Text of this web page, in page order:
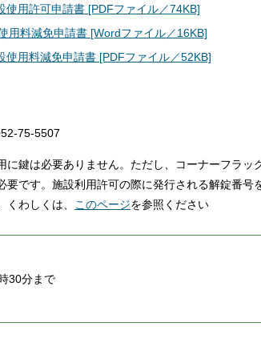
使用許可申請書 [PDFファイル／74KB]
用料減免申請書 [Wordファイル／16KB]
使用料減免申請書 [PDFファイル／52KB]
75-5507
に鍵は必要ありません。ただし、コーナーフラッ
要です。施設利用許可の際に発行される解錠番号
くわしくは、
このページを参照ください
30分まで